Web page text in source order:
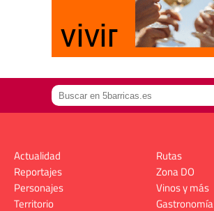
Actualidad
Reportajes
Personajes
Territorio
Rutas
Zona DO
Vinos y más
Gastronomía